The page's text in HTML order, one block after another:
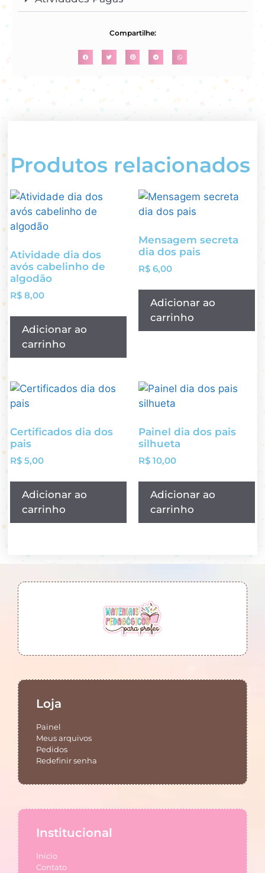
Compartilhe:
Produtos relacionados
Atividade dia dos
avós cabelinho de
algodão
R$ 8,00
Adicionar ao
carrinho
Mensagem secreta
dia dos pais
R$ 6,00
Adicionar ao
carrinho
Certificados dia dos
pais
R$ 5,00
Adicionar ao
carrinho
Painel dia dos pais
silhueta
R$ 10,00
Adicionar ao
carrinho
Loja
Painel
Meus arquivos
Pedidos
Redefinir senha
Institucional
Início
Contato